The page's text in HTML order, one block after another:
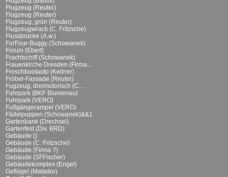
Flugzeug (Reuter)
Flugzeug (Reuter)
Flugzeug, grün (Reuter)
Flugzeugwrack (C. Fritzsche)
Flussbrücke (A.w.)
ForFour-Buggy (Schowanek)
Forum (Ebert)
Frachtschiff (Schowanek)
Frauenkirche Dresden (Firma...
Froschbootauto (Kellner)
Fröbel-Fassade (Reuter)
Fugzeug, dreimotorisch (C....
Fuhrpark (BKF Blumenau)
Fuhrpark (VERO)
Fußgängerampel (VERO)
Fädelpuppen (Schowanek)&&1
Gartenbank (Drechsel)
Gartenfest (Div. BRD)
Gebäude ()
Gebäude (C. Fritzsche)
Gebäude (Firma ?)
Gebäude (SFFischer)
Gebäudekomplex (Engel)
Geflügel (Matador)